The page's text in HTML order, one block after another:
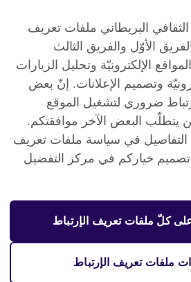
Facebook
Twitter
العالمي
للعلاقات الثقافية والفرص
البريطاني ملفات تعريف
الأوّل والفريق الثالث
الإلكترونيّة وتحليل الزيارات
وتصميم الإعلانات. إنّ بعض
ضروري لتشغيل الموقع
يتطلّب البعض الآخر موافقتكم.
التفاصيل في سياسة ملفات تعريف
تصميم خياركم في مركز التفضيل
على كلّ ملفات تعريف الإرتباط
ملفات تعريف الإرتباط